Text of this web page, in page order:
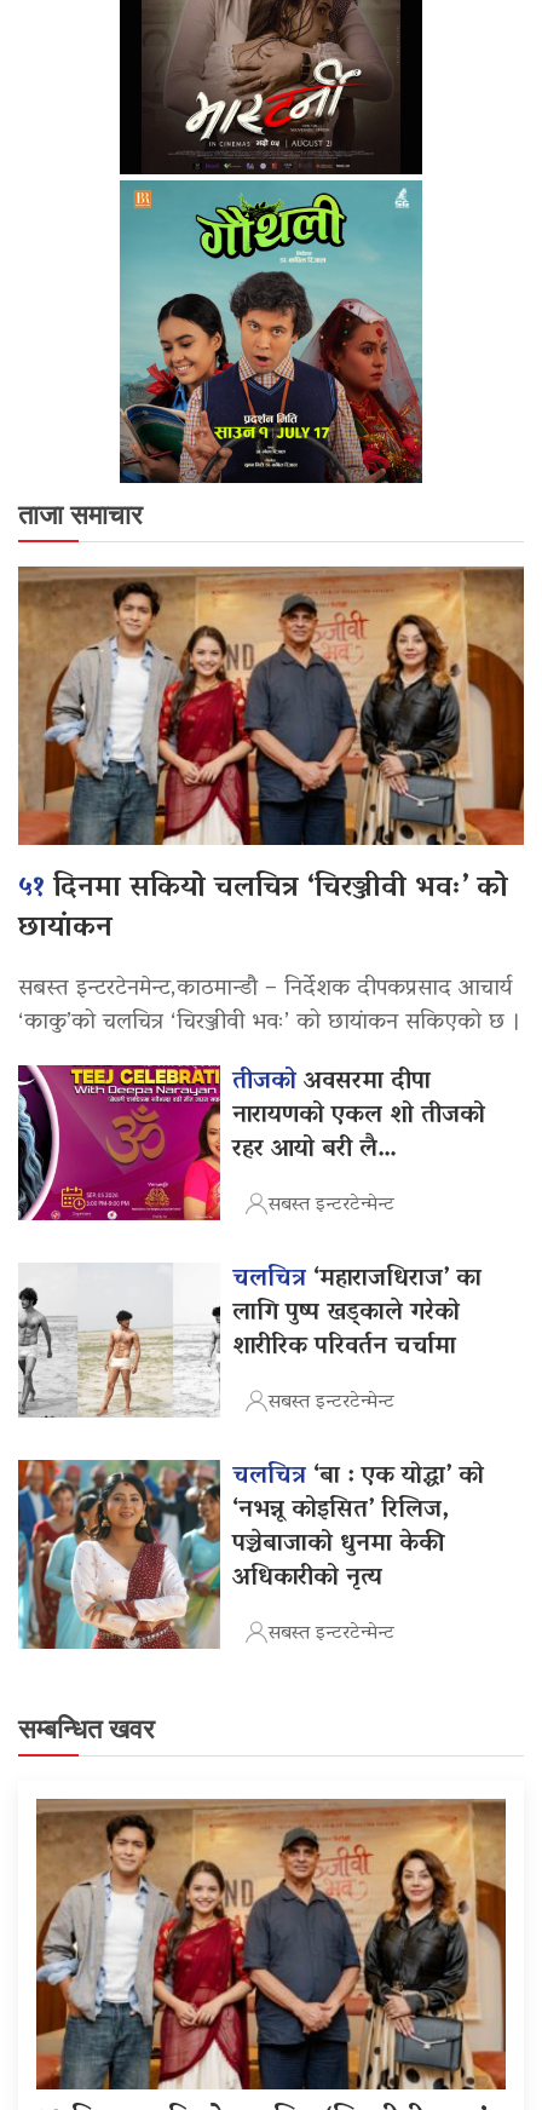
ताजा समाचार
५१दिनमा सकियो चलचित्र ‘चिरञ्जीवी भवः’ को
छायांकन
सबस्त इन्टरटेनमेन्ट,काठमान्डौ – निर्देशक दीपकप्रसाद आचार्य
‘काकु’को चलचित्र ‘चिरञ्जीवी भवः’ को छायांकन सकिएको छ ।
तीजकोअवसरमा दीपा
नारायणको एकल शो तीजको
रहर आयो बरी लै…
सबस्त इन्टरटेन्मेन्ट
चलचित्र‘महाराजधिराज’ का
लागि पुष्प खड्काले गरेको
शारीरिक परिवर्तन चर्चामा
सबस्त इन्टरटेन्मेन्ट
चलचित्र‘बा : एक योद्धा’ को
‘नभन्नू कोइसित’ रिलिज,
पञ्चेबाजाको धुनमा केकी
अधिकारीको नृत्य
सबस्त इन्टरटेन्मेन्ट
सम्बन्धित खवर